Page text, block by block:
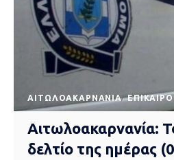
AΙΤΩΛΟΑΚΑΡΝΑΝΊΑ
Αιτωλοακαρνανία:
δελτίο της ημέρας